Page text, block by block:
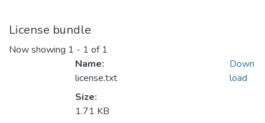
License bundle
Now showing 1 - 1 of 1
Name:
license.txt
Size:
1.71 KB
Down
load